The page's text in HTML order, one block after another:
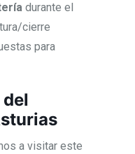
durante el
cierre
para
a visitar este